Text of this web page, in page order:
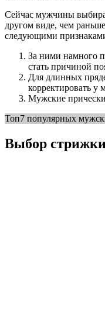
Сейчас мужчины
другом виде, чем
следующими
За ними намного
стать причиной
Для длинных
корректировать у
Мужские
Топ7 популярных
Выбор